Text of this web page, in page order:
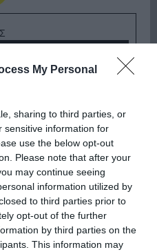
My Personal
sharing to third parties, or
sensitive information for
use the below opt-out
Please note that after your
may continue seeing
information utilized by
to third parties prior to
opt-out of the further
by third parties on the
This information may